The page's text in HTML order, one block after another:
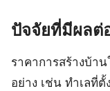
ปัจจัยที่มีผลต่
ราคาการสร้างบ้า
อย่าง เช่น ทำเลที่